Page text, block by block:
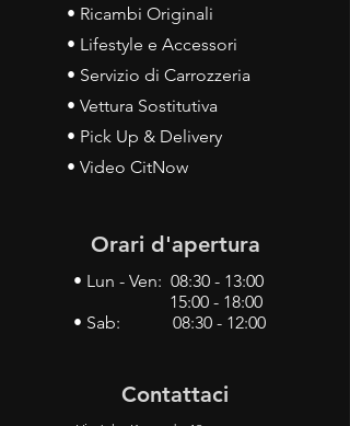
• Ricambi Originali
• Lifestyle e Accessori
• Servizio di Carrozzeria
• Vettura Sostitutiva
• Pick Up & Delivery
• Video CitNow
Orari d'apertura
• Lun - Ven: 08:30 - 13:00
15:00 - 18:00
• Sab: 08:30 - 12:00
Contattaci